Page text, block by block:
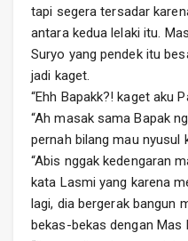
tapi segera tersadar
antara kedua lelaki itu.
Suryo yang pendek itu
jadi kaget.
“Ehh Bapakk?! kaget aku
“Ah masak sama Bapak
pernah bilang mau nyusul
“Abis nggak kedengaran
kata Lasmi yang karena
lagi, dia bergerak bangun
bekas-bekas dengan Mas